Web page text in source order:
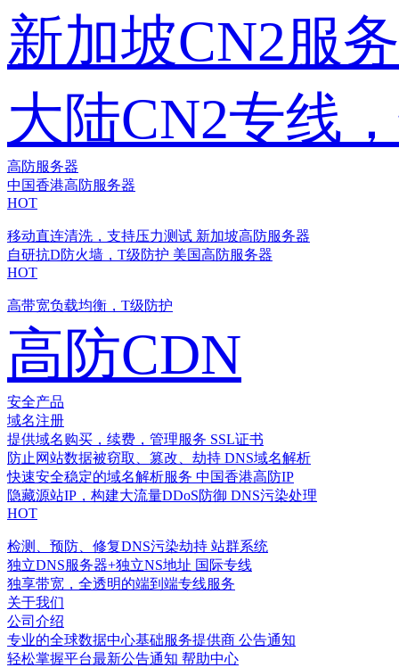
新加坡CN2服
大陆CN2专线
高防服务器
中国香港高防服务器
HOT
移动直连清洗，支持压力测试 新加坡高防服务器
自研抗D防火墙，T级防护 美国高防服务器
HOT
高带宽负载均衡，T级防护
高防CDN
安全产品
域名注册
提供域名购买，续费，管理服务 SSL证书
防止网站数据被窃取、篡改、劫持 DNS域名解析
快速安全稳定的域名解析服务 中国香港高防IP
隐藏源站IP，构建大流量DDoS防御 DNS污染处理
HOT
检测、预防、修复DNS污染劫持 站群系统
独立DNS服务器+独立NS地址 国际专线
独享带宽，全透明的端到端专线服务
关于我们
公司介绍
专业的全球数据中心基础服务提供商 公告通知
轻松掌握平台最新公告通知 帮助中心